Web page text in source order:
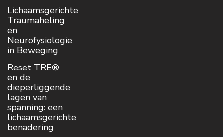
Lichaamsgerichte
Traumaheling
en
Neurofysiologie
in Beweging
Reset TRE®
en de
dieperliggende
lagen van
spanning: een
lichaamsgerichte
benadering